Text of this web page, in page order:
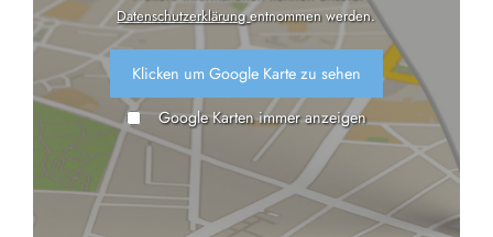
Datenschutzerklärungentnommen werden.
Klicken um Google Karte zu sehen
Google Karten immer anzeigen